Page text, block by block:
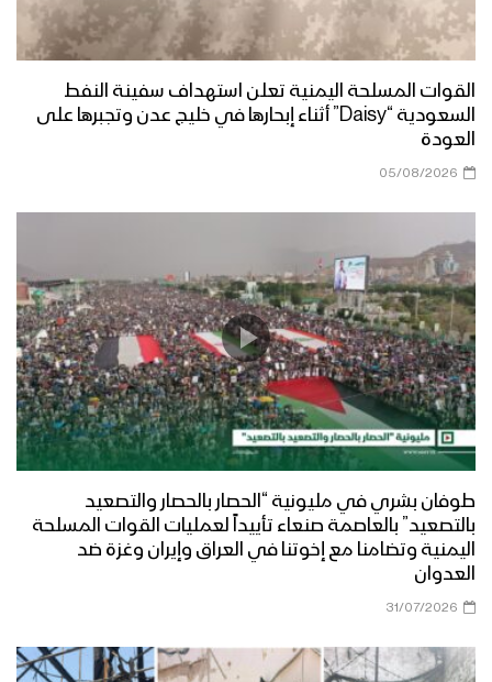
القوات المسلحة اليمنية تعلن استهداف سفينة النفط
السعودية “Daisy” أثناء إبحارها في خليج عدن وتجبرها على
العودة
05/08/2026
طوفان بشري في مليونية “الحصار بالحصار والتصعيد
بالتصعيد” بالعاصمة صنعاء تأييداً لعمليات القوات المسلحة
اليمنية وتضامنا مع إخوتنا في العراق وإيران وغزة ضد
العدوان
31/07/2026